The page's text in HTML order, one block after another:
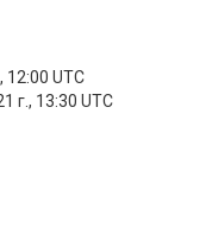
12:00 UTC
г., 13:30 UTC